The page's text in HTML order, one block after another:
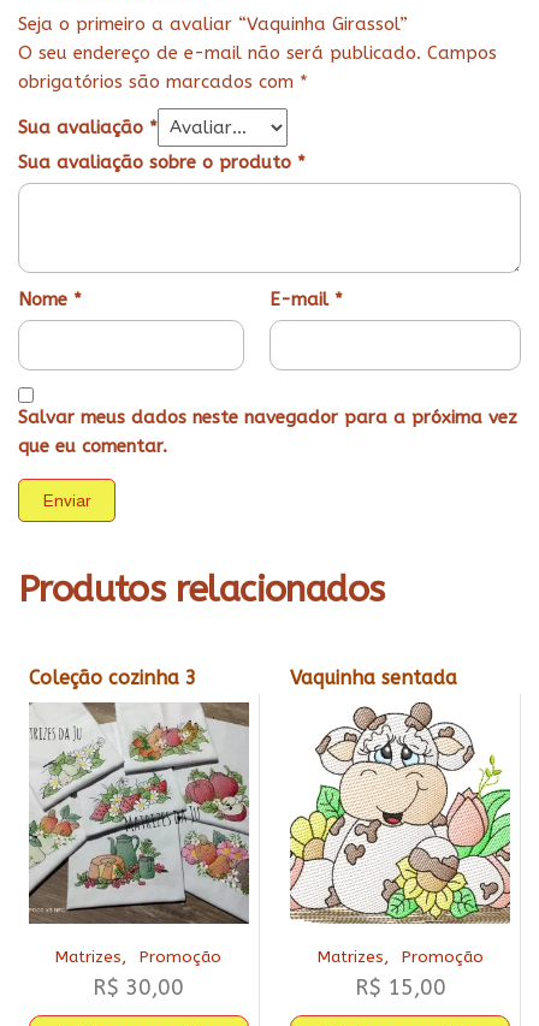
Seja o primeiro a avaliar “Vaquinha Girassol”
O seu endereço de e-mail não será publicado. Campos
obrigatórios são marcados com *
Sua avaliação *
Sua avaliação sobre o produto *
Nome * E-mail *
Salvar meus dados neste navegador para a próxima vez
que eu comentar.
Produtos relacionados
Coleção cozinha 3
Matrizes, Promoção
R$ 30,00
Vaquinha sentada
Matrizes, Promoção
R$ 15,00